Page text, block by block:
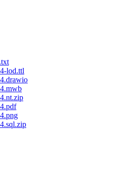
lod.ttl